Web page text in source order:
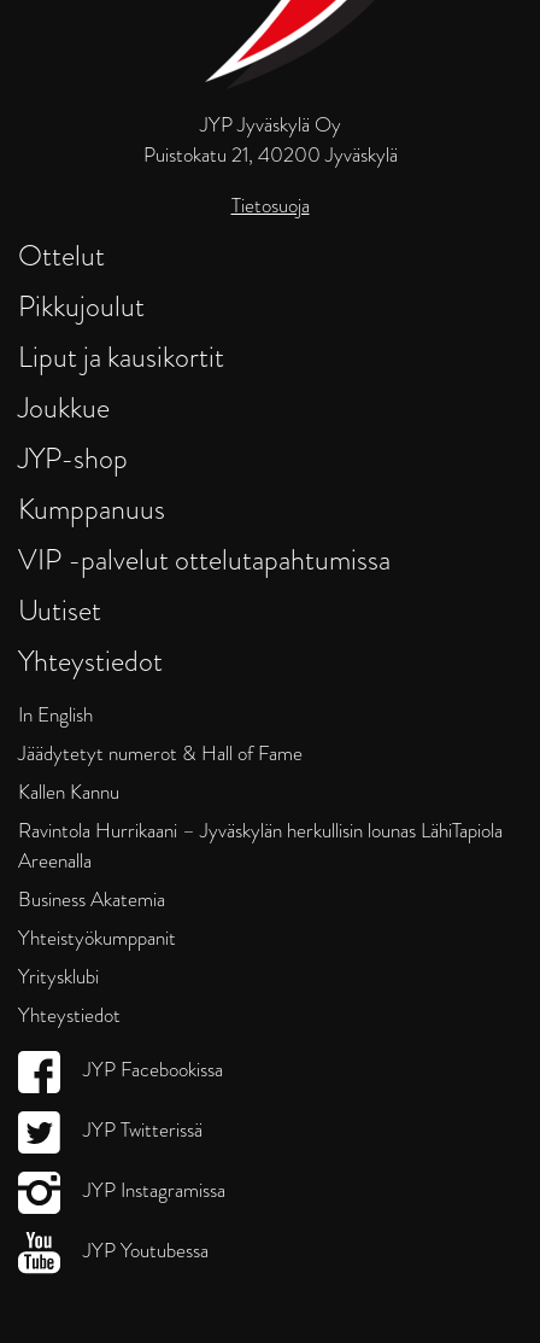
JYP Jyväskylä Oy
Puistokatu 21, 40200 Jyväskylä
Tietosuoja
Ottelut
Pikkujoulut
Liput ja kausikortit
Joukkue
JYP-shop
Kumppanuus
VIP -palvelut ottelutapahtumissa
Uutiset
Yhteystiedot
In English
Jäädytetyt numerot & Hall of Fame
Kallen Kannu
Ravintola Hurrikaani – Jyväskylän herkullisin lounas LähiTapiola
Areenalla
Business Akatemia
Yhteistyökumppanit
Yritysklubi
Yhteystiedot
JYP Facebookissa
JYP Twitterissä
JYP Instagramissa
JYP Youtubessa